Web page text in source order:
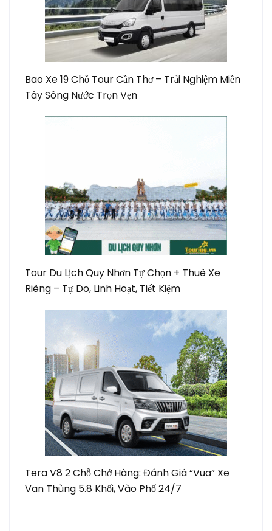
Bao Xe 19 Chỗ Tour Cần Thơ – Trải Nghiệm Miền
Tây Sông Nước Trọn Vẹn
Tour Du Lịch Quy Nhơn Tự Chọn + Thuê Xe
Riêng – Tự Do, Linh Hoạt, Tiết Kiệm
Tera V8 2 Chỗ Chở Hàng: Đánh Giá “Vua” Xe
Van Thùng 5.8 Khối, Vào Phố 24/7